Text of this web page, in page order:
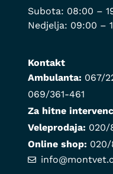
Subota: 08:00 –
Nedjelja: 09:00 –
Kontakt
Ambulanta: 067/
069/361-461
Za hitne
Veleprodaja: 020/
Online shop: 020/